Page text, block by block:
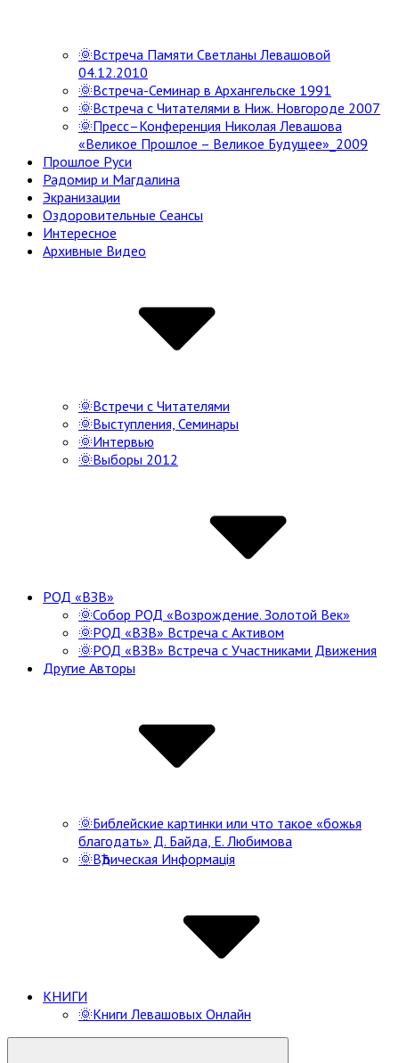
🌞Встреча Памяти Светланы Левашовой
04.12.2010
🌞Встреча-Семинар в Архангельске 1991
🌞Встреча с Читателями в Ниж. Новгороде 2007
🌞Пресс–Конференция Николая Левашова
«Великое Прошлое – Великое Будущее»_2009
Прошлое Руси
Радомир и Магдалина
Экранизации
Оздоровительные Сеансы
Интересное
Архивные Видео
🌞Встречи с Читателями
🌞Выступления, Семинары
🌞Интервью
🌞Выборы 2012
РОД «ВЗВ»
🌞Собор РОД «Возрождение. Золотой Век»
🌞РОД «ВЗВ» Встреча с Активом
🌞РОД «ВЗВ» Встреча с Участниками Движения
Другие Авторы
🌞Библейские картинки или что такое «божья
благодать» Д. Байда, Е. Любимова
🌞ВѢдическая Информацiя
КНИГИ
🌞Книги Левашовых Онлайн